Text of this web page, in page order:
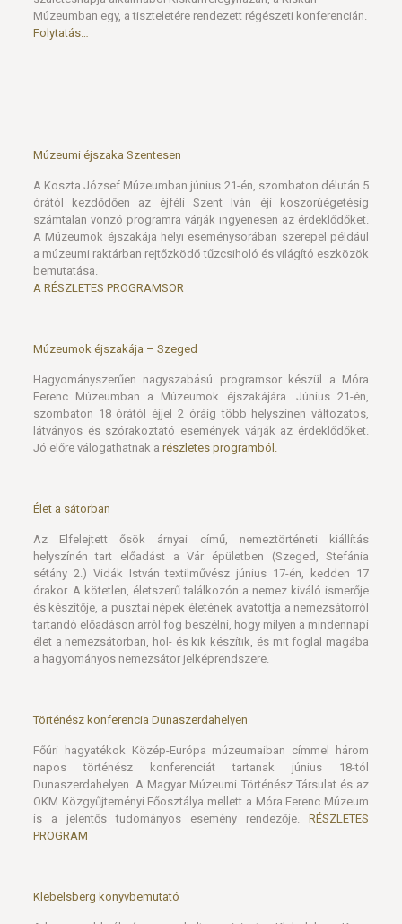
számtalan vonzó programra várják ingyenesen az érdeklődőket.
a múzeumi raktárban rejtőzködő tűzcsiholó és világító eszközök
bemutatása.
A RÉSZLETES PROGRAMSOR
Múzeumok éjszakája – Szeged
szombaton 18 órától éjjel 2 óráig több helyszínen változatos,
Jó előre válogathatnak arészletes programból.
Élet a sátorban
sétány 2.) Vidák István textilművész június 17-én, kedden 17
és készítője, a pusztai népek életének avatottja a nemezsátorról
tartandó előadáson arról fog beszélni, hogy milyen a mindennapi
élet a nemezsátorban, hol- és kik készítik, és mit foglal magába
a hagyományos nemezsátor jelképrendszere.
Történész konferencia Dunaszerdahelyen
Dunaszerdahelyen. A Magyar Múzeumi Történész Társulat és az
is a jelentős tudományos esemény rendezője.RÉSZLETES
PROGRAM
Klebelsberg könyvbemutató
csütörtökön délután 4 órakor a Szegedi Akadémiai Bizottság